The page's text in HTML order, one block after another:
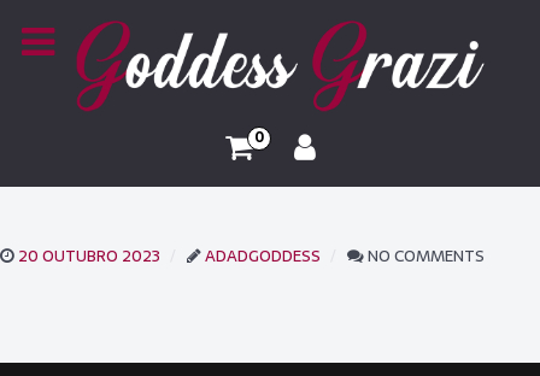
0
20 OUTUBRO 2023 ADADGODDESS NO COMMENTS